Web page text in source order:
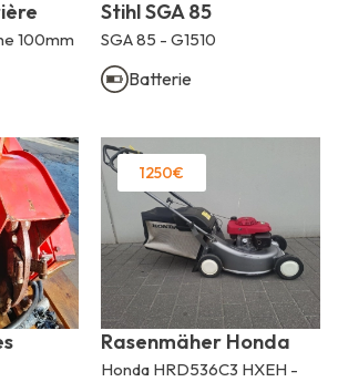
100mm
Stihl SGA 85
SGA 85 - G1510
Batterie
1250€
Rasenmäher Honda
Honda HRD536C3 HXEH -